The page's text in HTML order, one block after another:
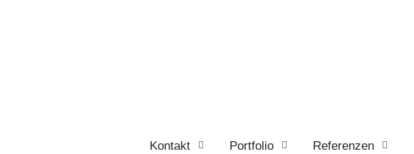
Kontakt Portfolio Referenzen